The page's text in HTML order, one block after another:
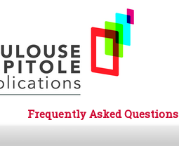
Frequently Asked Questions